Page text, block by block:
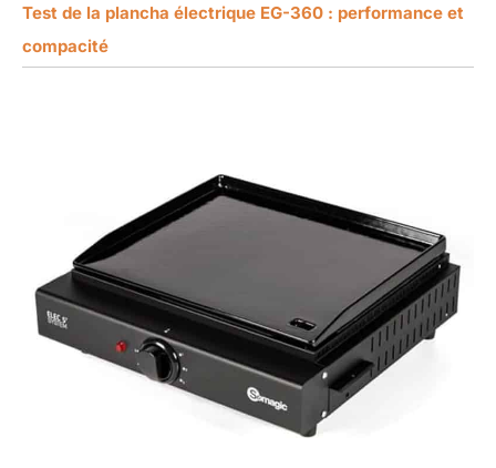
Test de la plancha électrique EG-360 : performance et
compacité